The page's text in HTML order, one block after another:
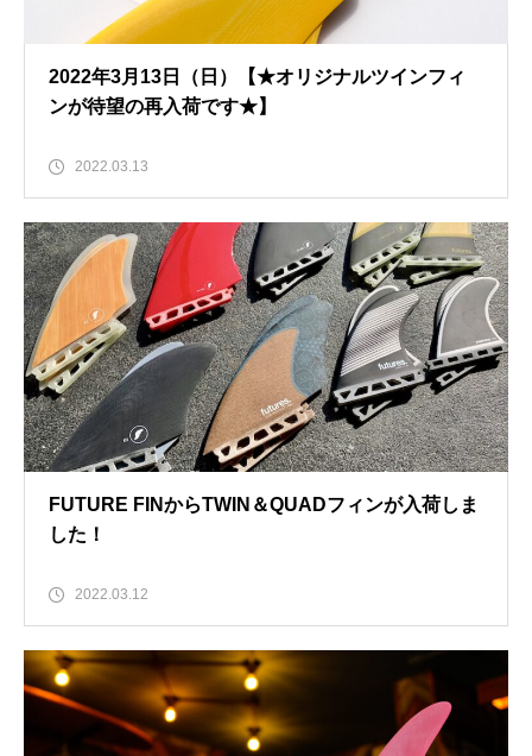
2022年3月13日（日）【★オリジナルツインフィ
ンが待望の再入荷です★】
2022.03.13
FUTURE FINからTWIN＆QUADフィンが入荷しま
した！
2022.03.12